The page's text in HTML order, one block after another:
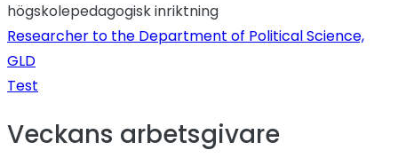
högskolepedagogisk inriktning
Researcher to the Department of Political Science,
GLD
Test
Veckans arbetsgivare